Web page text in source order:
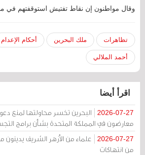
وقال مواطنون إن نقاط تفتيش استوقفتهم في
تظاهرات ملك البحرين أحكام الإعدام
أحمد الملالي
اقرأ أيضا
2026-07-27
البحرين تخسر محاولتها لمنع
معارضون في المملكة المتحدة بشأن برامج
2026-07-27
علماء من الأزهر الشريف يدينون
من انتهاكات